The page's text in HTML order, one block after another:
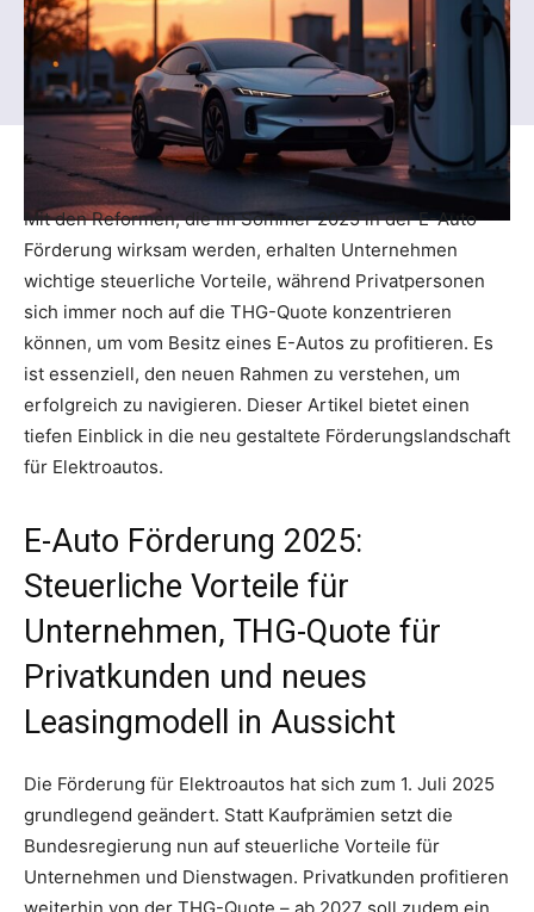
Mit den Reformen, die im Sommer 2025 in der E-Auto
Förderung wirksam werden, erhalten Unternehmen
wichtige steuerliche Vorteile, während Privatpersonen
sich immer noch auf die THG-Quote konzentrieren
können, um vom Besitz eines E-Autos zu profitieren. Es
ist essenziell, den neuen Rahmen zu verstehen, um
erfolgreich zu navigieren. Dieser Artikel bietet einen
tiefen Einblick in die neu gestaltete Förderungslandschaft
für Elektroautos.
E-Auto Förderung 2025:
Steuerliche Vorteile für
Unternehmen, THG-Quote für
Privatkunden und neues
Leasingmodell in Aussicht
Die Förderung für Elektroautos hat sich zum 1. Juli 2025
grundlegend geändert. Statt Kaufprämien setzt die
Bundesregierung nun auf steuerliche Vorteile für
Unternehmen und Dienstwagen. Privatkunden profitieren